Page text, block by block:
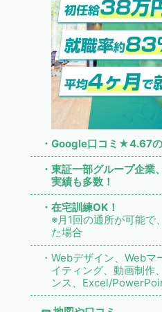
・Google口コミ★4.67の
・東証一部グループ企業
実績も多数！
・在宅訓練OK！
※月1回の通所が可能で
た場合
・Webデザイン、Web
イティング、動画制作
ンス、Excel/